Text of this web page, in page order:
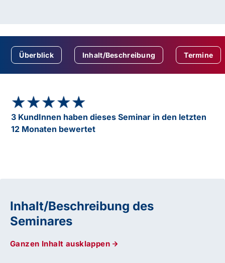
Überblick Inhalt/Beschreibung Termine
★★★★★
★★★★★
3 KundInnen haben dieses Seminar in den letzten
12 Monaten bewertet
Inhalt/Beschreibung des
Seminares
Ganzen Inhalt ausklappen